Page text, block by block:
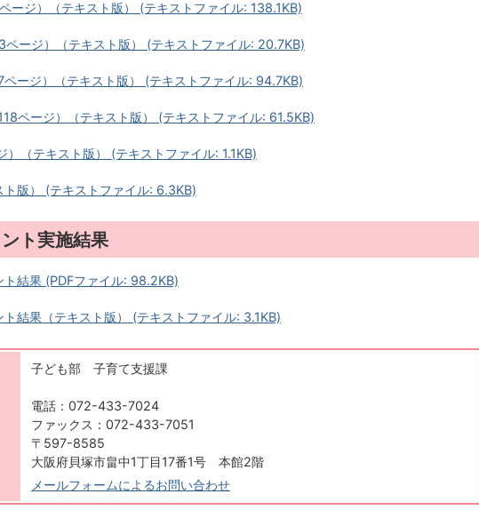
ージ）（テキスト版） (テキストファイル: 138.1KB)
ージ）（テキスト版） (テキストファイル: 20.7KB)
ージ）（テキスト版） (テキストファイル: 94.7KB)
ページ）（テキスト版） (テキストファイル: 61.5KB)
）（テキスト版） (テキストファイル: 1.1KB)
ト版） (テキストファイル: 6.3KB)
ト実施結果
ト結果 (PDFファイル: 98.2KB)
結果（テキスト版） (テキストファイル: 3.1KB)
子ども部 子育て支援課
電話：072-433-7024
ファックス：072-433-7051
〒597-8585
大阪府貝塚市畠中1丁目17番1号 本館2階
メールフォームによるお問い合わせ